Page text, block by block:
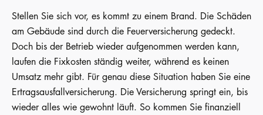
Stellen Sie sich vor, es kommt zu einem Brand. Die Schäden
am Gebäude sind durch die Feuerversicherung gedeckt.
Doch bis der Betrieb wieder aufgenommen werden kann,
laufen die Fixkosten ständig weiter, während es keinen
Umsatz mehr gibt. Für genau diese Situation haben Sie eine
Ertragsausfallversicherung. Die Versicherung springt ein, bis
wieder alles wie gewohnt läuft. So kommen Sie finanziell